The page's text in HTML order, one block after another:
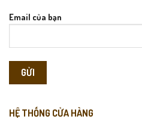
Email của bạn
HỆ THỐNG CỬA HÀNG